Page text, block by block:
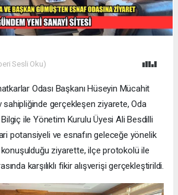
Sesli Oku)
Odası Başkanı Hüseyin Mücahit
sahipliğinde gerçekleşen ziyarete, Oda
ile Yönetim Kurulu Üyesi Ali Besdilli
potansiyeli ve esnafın geleceğe yönelik
konuşulduğu ziyarette, ilçe protokolü ile
karşılıklı fikir alışverişi gerçekleştirildi.